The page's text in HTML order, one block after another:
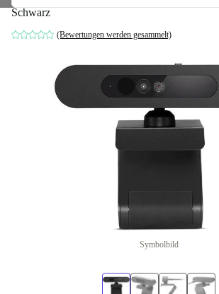
Schwarz
(Bewertungen werden gesammelt)
Symbolbild